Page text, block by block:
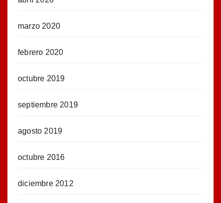
marzo 2020
febrero 2020
octubre 2019
septiembre 2019
agosto 2019
octubre 2016
diciembre 2012